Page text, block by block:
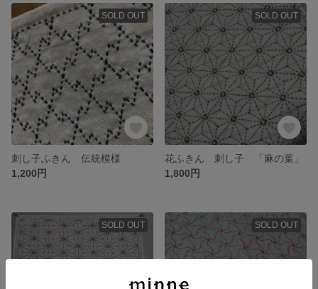
SOLD OUT
刺し子ふきん 伝統模様
1,200円
SOLD OUT
花ふきん 刺し子 「麻の葉」
1,800円
SOLD OUT SOLD OUT